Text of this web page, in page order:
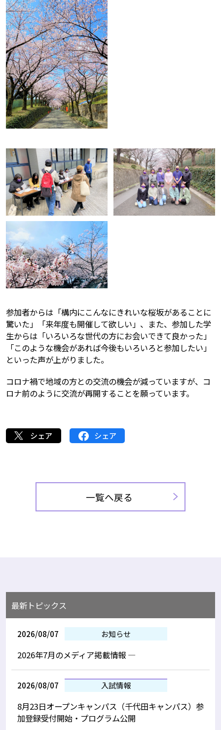
参加者からは「構内にこんなにきれいな桜坂があることに
驚いた」「来年度も開催して欲しい」、また、参加した学
生からは「いろいろな世代の方にお会いできて良かった」
「このような機会があれば今後もいろいろと参加したい」
といった声が上がりました。
コロナ禍で地域の方との交流の機会が減っていますが、コ
ロナ前のように交流が再開することを願っています。
シェア シェア
一覧へ戻る
最新トピックス
2026/08/07 お知らせ
2026年7月のメディア掲載情報 —
2026/08/07 入試情報
8月23日オープンキャンパス（千代田キャンパス）参
加登録受付開始・プログラム公開